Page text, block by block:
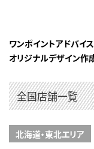
ワンポイントアドバイス
オリジナルデザイン作
全国店舗一覧
北海道・東北エリア